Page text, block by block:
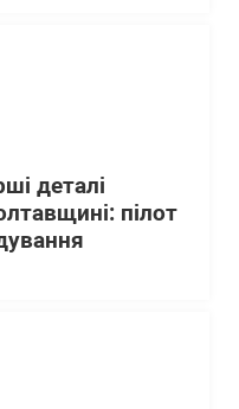
деталі
пілот